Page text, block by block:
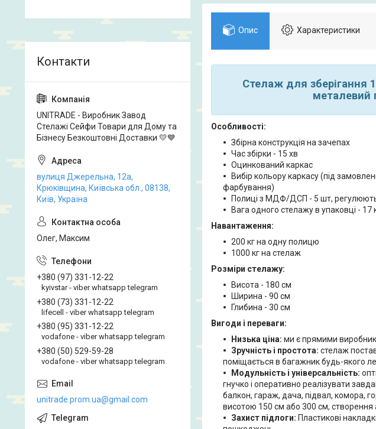
Опис Характеристики
Стелаж для зберігання
металевий
Особливості:
Збірна конструкція на зачепах
Час збірки - 15 хв
Оцинкований каркас
Вибір кольору каркасу (під
фарбування)
Полиці з МДФ/ДСП - 5 шт,
Вага одного стелажу в упаковці - 17
Навантаження:
200 кг на одну полицю
1000 кг на стелаж
Розміри стелажу:
Висота - 180 см
Ширина - 90 см
Глибина - 30 см
Вигоди і переваги:
Низька ціна: ми є прямими
Зручність і простота: стелаж
поміщається в багажник будь-якого
Модульність і універсальність:
гнучко і оперативно реалізувати
балкон, гараж, дача, підвал, комора,
висотою 150 см або 300 см, створення
Захист підлоги: Пластикові
UNITRADE - Виробник Завод
Стелажі Сейфи Товари для Дому та
Бізнесу Безкоштовні Доставки 💛💙
вулиця Джерельна, 12а,
Крюківщина, Київська обл., 08138,
Київ, Україна
Олег, Максим
+380 (97) 331-12-22
kyivstar - viber whatsapp telegram
+380 (73) 331-12-22
lifecell - viber whatsapp telegram
+380 (95) 331-12-22
vodafone - viber whatsapp telegram
+380 (50) 529-59-28
vodafone - viber whatsapp telegram
unitrade.prom.ua@gmail.com